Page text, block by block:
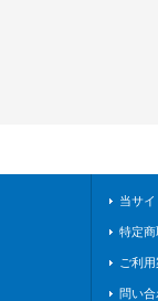
当サ
特定
ご利
問い合